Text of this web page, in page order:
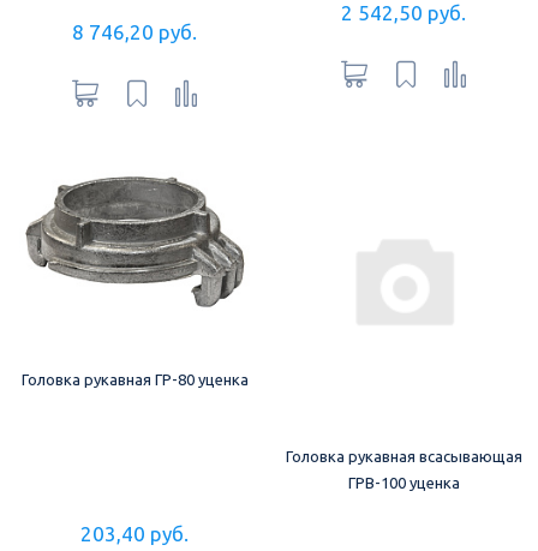
8 746,20 руб.
2 542,50 руб.
Головка рукавная ГР-80 уценка
203,40 руб.
Головка рукавная всасывающая
ГРВ-100 уценка